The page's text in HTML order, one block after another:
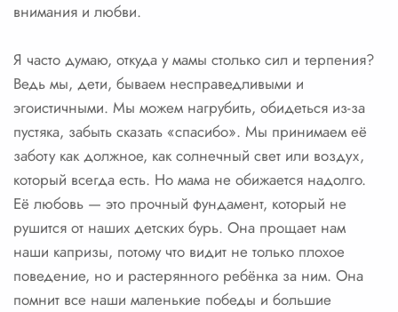
внимания и любви.
Я часто думаю, откуда у мамы столько сил и терпения?
Ведь мы, дети, бываем несправедливыми и
эгоистичными. Мы можем нагрубить, обидеться из-за
пустяка, забыть сказать «спасибо». Мы принимаем её
заботу как должное, как солнечный свет или воздух,
который всегда есть. Но мама не обижается надолго.
Её любовь — это прочный фундамент, который не
рушится от наших детских бурь. Она прощает нам
наши капризы, потому что видит не только плохое
поведение, но и растерянного ребёнка за ним. Она
помнит все наши маленькие победы и большие